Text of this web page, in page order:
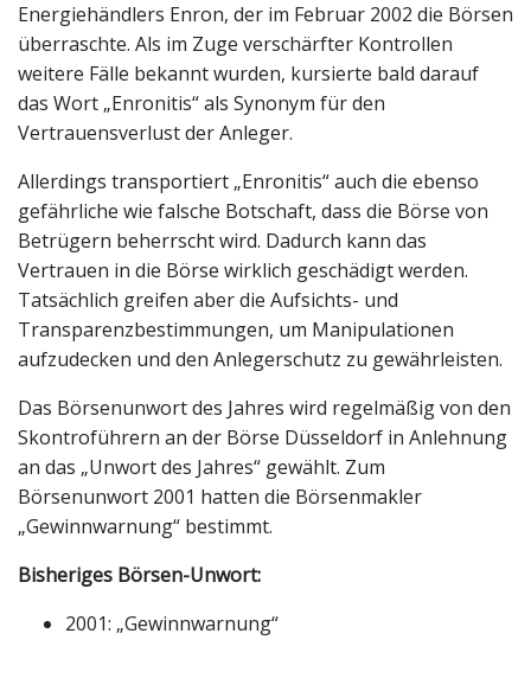
Energiehändlers Enron, der im Februar 2002 die Börsen
überraschte. Als im Zuge verschärfter Kontrollen
weitere Fälle bekannt wurden, kursierte bald darauf
das Wort „Enronitis“ als Synonym für den
Vertrauensverlust der Anleger.
Allerdings transportiert „Enronitis“ auch die ebenso
gefährliche wie falsche Botschaft, dass die Börse von
Betrügern beherrscht wird. Dadurch kann das
Vertrauen in die Börse wirklich geschädigt werden.
Tatsächlich greifen aber die Aufsichts- und
Transparenzbestimmungen, um Manipulationen
aufzudecken und den Anlegerschutz zu gewährleisten.
Das Börsenunwort des Jahres wird regelmäßig von den
Skontroführern an der Börse Düsseldorf in Anlehnung
an das „Unwort des Jahres“ gewählt. Zum
Börsenunwort 2001 hatten die Börsenmakler
„Gewinnwarnung“ bestimmt.
Bisheriges Börsen-Unwort:
2001: „Gewinnwarnung“